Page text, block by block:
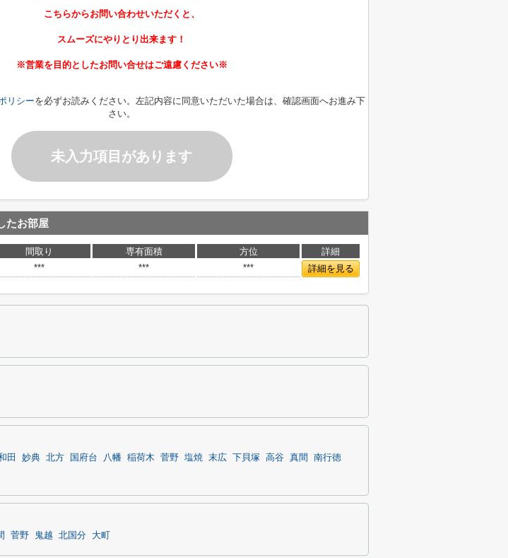
こちらからお問い合わせいただくと、
スムーズにやりとり出来ます！
※営業を目的としたお問い合せはご遠慮ください※
リシーを必ずお読みください。左記内容に同意いただいた場合は、確認画面へお進み下
さい。
未入力項目があります
たお部屋
間取り 専有面積 方位
詳細
*** *** *** 詳細を見る
田 妙典 北方 国府台 八幡 稲荷木 菅野 塩焼 末広 下貝塚 高谷 真間
南行徳
菅野 鬼越 北国分 大町